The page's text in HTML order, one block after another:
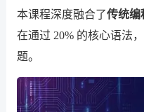
本课程深度融合了传统编
在通过 20% 的核心语法
题。